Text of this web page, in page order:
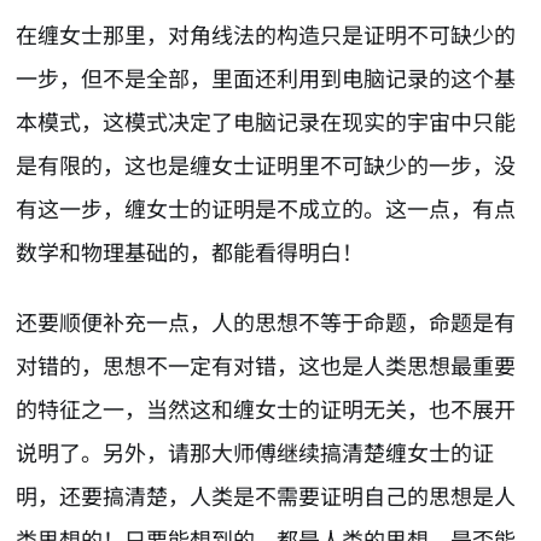
在缠女士那里，对角线法的构造只是证明不可缺少的
一步，但不是全部，里面还利用到电脑记录的这个基
本模式，这模式决定了电脑记录在现实的宇宙中只能
是有限的，这也是缠女士证明里不可缺少的一步，没
有这一步，缠女士的证明是不成立的。这一点，有点
数学和物理基础的，都能看得明白！
还要顺便补充一点，人的思想不等于命题，命题是有
对错的，思想不一定有对错，这也是人类思想最重要
的特征之一，当然这和缠女士的证明无关，也不展开
说明了。另外，请那大师傅继续搞清楚缠女士的证
明，还要搞清楚，人类是不需要证明自己的思想是人